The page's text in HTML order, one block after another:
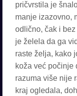
pričvrstila je
manje izazovno,
odlično, čak i
je želela da ga
raste želja, kako
koža već počinje
razuma više nije
kraj ogledala,